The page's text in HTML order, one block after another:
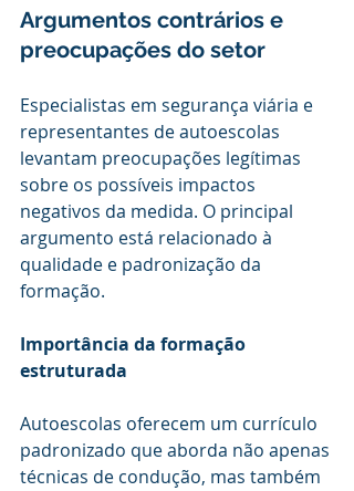
Argumentos contrários e
preocupações do setor
Especialistas em segurança viária e
representantes de autoescolas
levantam preocupações legítimas
sobre os possíveis impactos
negativos da medida. O principal
argumento está relacionado à
qualidade e padronização da
formação.
Importância da formação
estruturada
Autoescolas oferecem um currículo
padronizado que aborda não apenas
técnicas de condução, mas também